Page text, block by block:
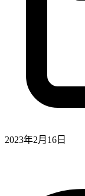
2023年2月16日